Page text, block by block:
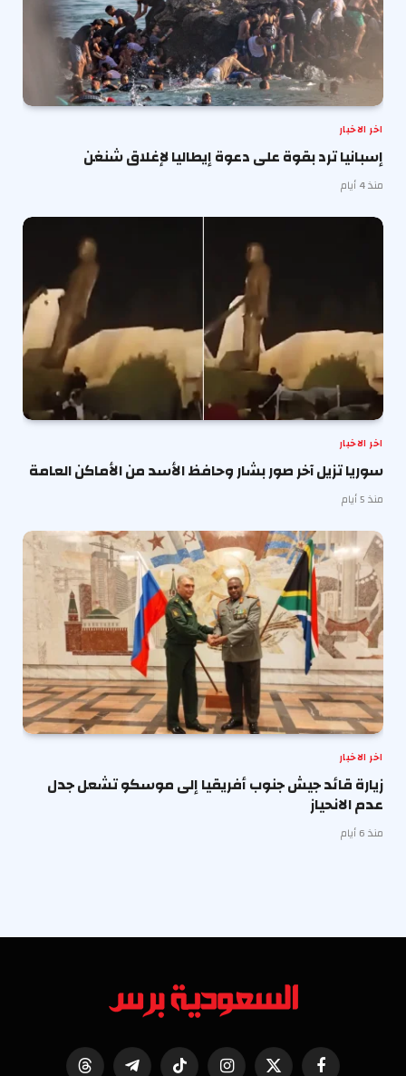
اخر الاخبار
إسبانيا ترد بقوة على دعوة إيطاليا لإغلاق شنغن
منذ 4 أيام
اخر الاخبار
سوريا تزيل آخر صور بشار وحافظ الأسد من الأماكن العامة
منذ 5 أيام
اخر الاخبار
زيارة قائد جيش جنوب أفريقيا إلى موسكو تشعل جدل
عدم الانحياز
منذ 6 أيام